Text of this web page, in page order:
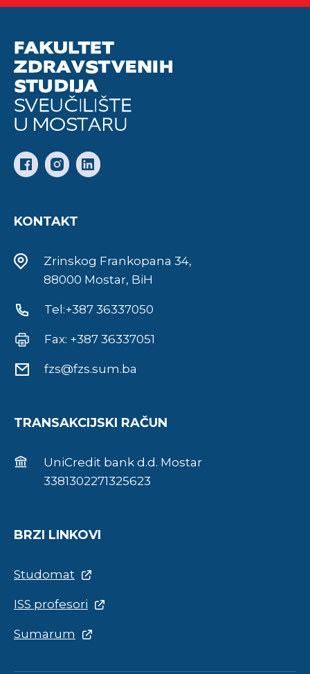
KONTAKT
Zrinskog Frankopana 34,
88000 Mostar, BiH
Tel:+387 36337050
Fax: +387 36337051
fzs@fzs.sum.ba
TRANSAKCIJSKI RAČUN
UniCredit bank d.d. Mostar
3381302271325623
BRZI LINKOVI
Studomat
ISS profesori
Sumarum